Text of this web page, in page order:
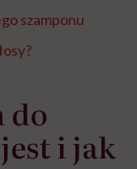
szamponu
do
i jak